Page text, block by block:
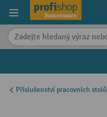
content
Příslušenství pracovních stolů